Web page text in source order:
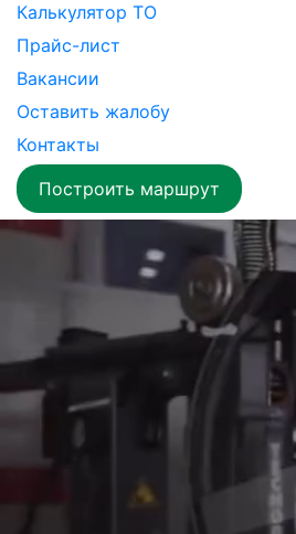
Калькулятор ТО
Прайс-лист
Вакансии
Оставить жалобу
Контакты
Построить маршрут